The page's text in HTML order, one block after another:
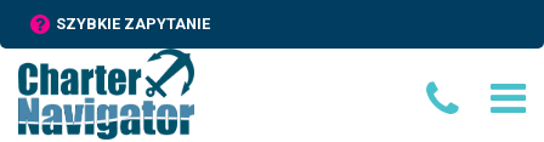
SZYBKIE ZAPYTANIE